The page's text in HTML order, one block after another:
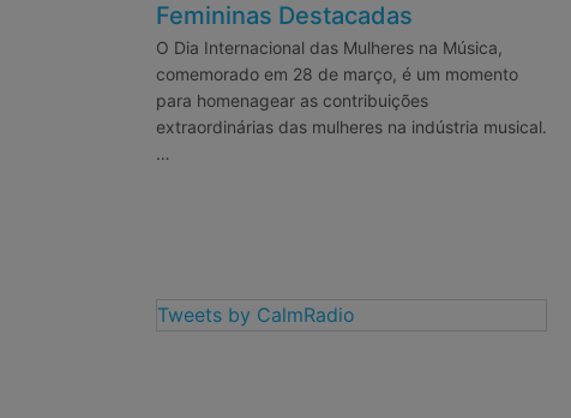
Femininas Destacadas
O Dia Internacional das Mulheres na Música,
comemorado em 28 de março, é um momento
para homenagear as contribuições
extraordinárias das mulheres na indústria musical.
…
Tweets by CalmRadio